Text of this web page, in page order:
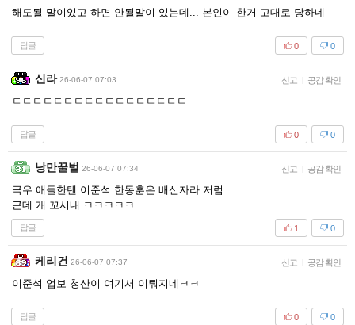
해도될 말이있고 하면 안될말이 있는데... 본인이 한거 고대로 당하네
답글 0
0
신라 26-06-07 07:03 신고 공감 확인
ㄷㄷㄷㄷㄷㄷㄷㄷㄷㄷㄷㄷㄷㄷㄷㄷㄷ
답글 0
0
낭만꿀벌 26-06-07 07:34 신고 공감 확인
극우 애들한텐 이준석 한동훈은 배신자라 저럼
근데 개 꼬시내 ㅋㅋㅋㅋㅋ
답글 0
1
케리건 26-06-07 07:37 신고 공감 확인
이준석 업보 청산이 여기서 이뤄지네ㅋㅋ
답글 0
0